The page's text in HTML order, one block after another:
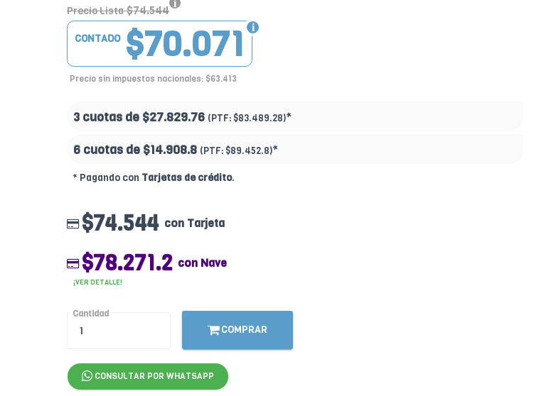
Precio Lista $74.544
$70.071
CONTADO
Precio sin impuestos nacionales: $63.413
3 cuotas de $27.829.76 (PTF: $83.489.28)*
6 cuotas de $14.908.8 (PTF: $89.452.8)*
* Pagando con Tarjetas de crédito.
$74.544 con Tarjeta
$78.271.2 con Nave
¡VER DETALLE!
Cantidad
COMPRAR
CONSULTAR POR WHATSAPP